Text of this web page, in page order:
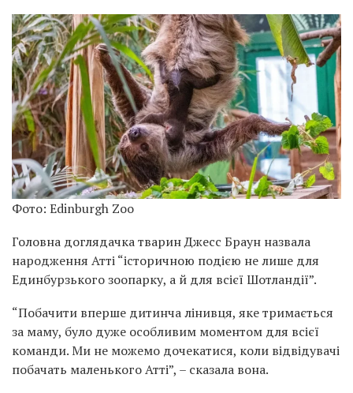
Фото: Edinburgh Zoo
Головна доглядачка тварин Джесс Браун назвала
народження Атті “історичною подією не лише для
Единбурзького зоопарку, а й для всієї Шотландії”.
“Побачити вперше дитинча лінивця, яке тримається
за маму, було дуже особливим моментом для всієї
команди. Ми не можемо дочекатися, коли відвідувачі
побачать маленького Атті”, – сказала вона.